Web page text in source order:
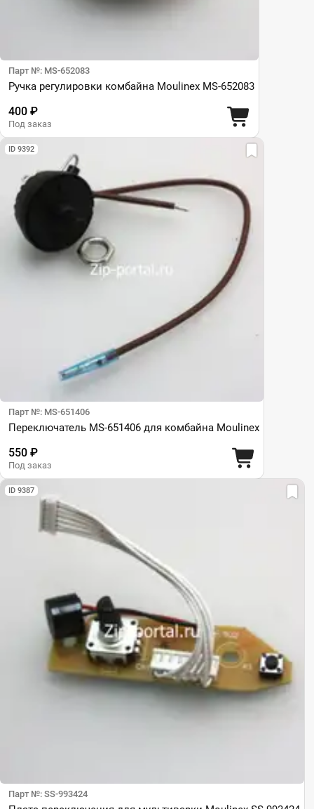
Парт №: MS-652083
Ручка регулировки комбайна Moulinex MS-652083
400 ₽
Под заказ
ID 9392
Парт №: MS-651406
Переключатель MS-651406 для комбайна Moulinex
550 ₽
Под заказ
ID 9387
Парт №: SS-993424